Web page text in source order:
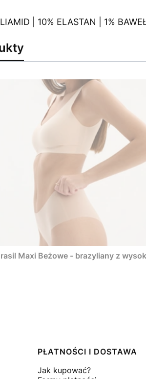
| 10% ELASTAN | 1%
Maxi Beżowe - brazyliany z
PŁATNOŚCI I DOSTAWA
Jak kupować?